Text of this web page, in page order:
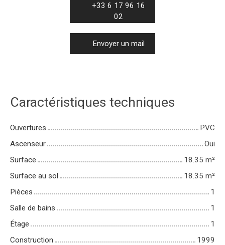
+33 6 17 96 16
02
Envoyer un mail
Caractéristiques techniques
Ouvertures
PVC
Ascenseur
Oui
Surface
18.35 m²
Surface au sol
18.35 m²
Pièces
1
Salle de bains
1
Étage
1
Construction
1999